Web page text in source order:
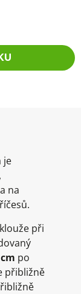
je
na
při
po
přibližně